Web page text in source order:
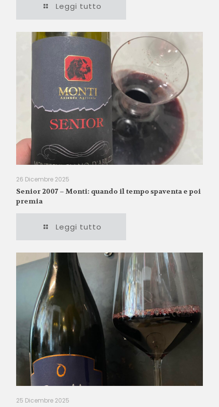
Leggi tutto
26 Dicembre 2025
Senior 2007 – Monti: quando il tempo spaventa e poi
premia
Leggi tutto
25 Dicembre 2025